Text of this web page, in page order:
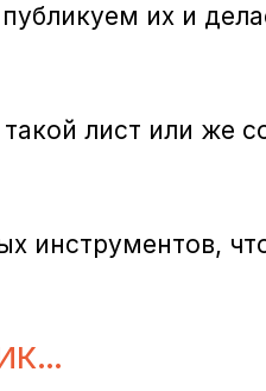
их и
лист или же
инструментов,